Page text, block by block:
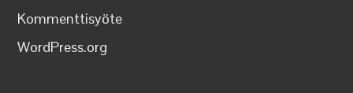
Kommenttisyöte
WordPress.org